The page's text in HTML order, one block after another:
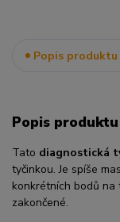
Popis produktu
Popis produktu
Tato diagnostická
tyčinkou. Je spíše
konkrétních bodů
zakončené.